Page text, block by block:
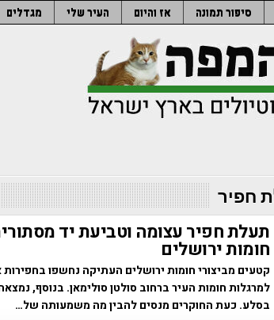
סיפור תמונה אז והיום העיר שלי מגדלים
חפיר
תעלת חפיר עצומה וטביעת יד
חומות ירושלים
קטעים מביצורי חומות ירושלים העתיקה נחשפו
למרגלות חומות העיר ברחוב סולטן סולימאן. בנוסף,
בסלע. כעת החוקרים מנסים להבין מה משמעותה של…